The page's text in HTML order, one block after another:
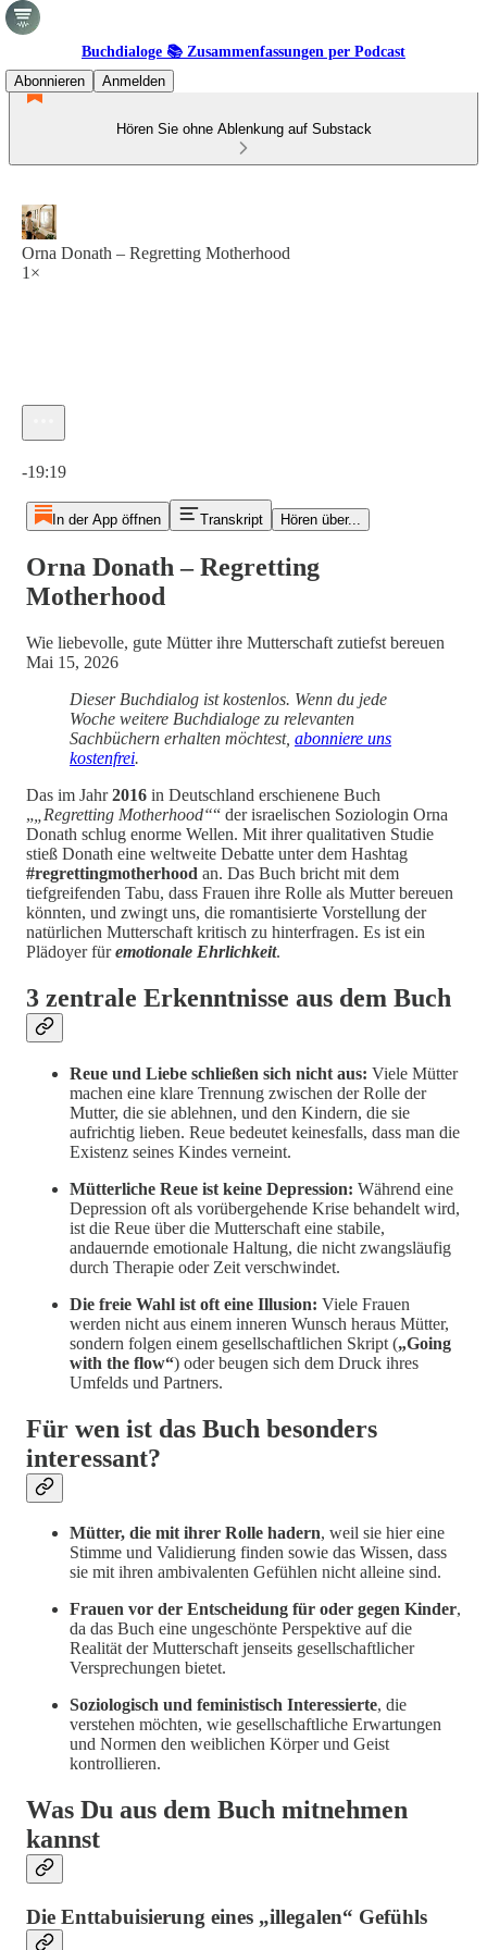
Buchdialoge 📚 Zusammenfassungen per Podcast
Abonnieren
Anmelden
Hören Sie ohne Ablenkung auf Substack
Orna Donath – Regretting Motherhood
1×
-19:19
In der App öffnen Transkript Hören über...
Orna Donath – Regretting
Motherhood
Wie liebevolle, gute Mütter ihre Mutterschaft zutiefst bereuen
Mai 15, 2026
Dieser Buchdialog ist kostenlos. Wenn du jede
Woche weitere Buchdialoge zu relevanten
Sachbüchern erhalten möchtest, abonniere uns
kostenfrei.
Das im Jahr2016 in Deutschland erschienene Buch
„ „Regretting Motherhood““ der israelischen Soziologin Orna
Donath schlug enorme Wellen. Mit ihrer qualitativen Studie
stieß Donath eine weltweite Debatte unter dem Hashtag
#regrettingmotherhood an. Das Buch bricht mit dem
tiefgreifenden Tabu, dass Frauen ihre Rolle als Mutter bereuen
könnten, und zwingt uns, die romantisierte Vorstellung der
natürlichen Mutterschaft kritisch zu hinterfragen. Es ist ein
Plädoyer füremotionale Ehrlichkeit.
3 zentrale Erkenntnisse aus dem Buch
Reue und Liebe schließen sich nicht aus: Viele Mütter
machen eine klare Trennung zwischen der Rolle der
Mutter, die sie ablehnen, und den Kindern, die sie
aufrichtig lieben. Reue bedeutet keinesfalls, dass man die
Existenz seines Kindes verneint.
Mütterliche Reue ist keine Depression: Während eine
Depression oft als vorübergehende Krise behandelt wird,
ist die Reue über die Mutterschaft eine stabile,
andauernde emotionale Haltung, die nicht zwangsläufig
durch Therapie oder Zeit verschwindet.
Die freie Wahl ist oft eine Illusion: Viele Frauen
werden nicht aus einem inneren Wunsch heraus Mütter,
sondern folgen einem gesellschaftlichen Skript („Going
with the flow“) oder beugen sich dem Druck ihres
Umfelds und Partners.
Für wen ist das Buch besonders
interessant?
Mütter, die mit ihrer Rolle hadern, weil sie hier eine
Stimme und Validierung finden sowie das Wissen, dass
sie mit ihren ambivalenten Gefühlen nicht alleine sind.
Frauen vor der Entscheidung für oder gegen Kinder,
da das Buch eine ungeschönte Perspektive auf die
Realität der Mutterschaft jenseits gesellschaftlicher
Versprechungen bietet.
Soziologisch und feministisch Interessierte, die
verstehen möchten, wie gesellschaftliche Erwartungen
und Normen den weiblichen Körper und Geist
kontrollieren.
Was Du aus dem Buch mitnehmen
kannst
Die Enttabuisierung eines „illegalen“ Gefühls